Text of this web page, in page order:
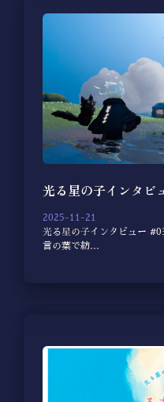
光る星の子インタ
2025-11-21
光る星の子インタビュー
言の葉で紡…